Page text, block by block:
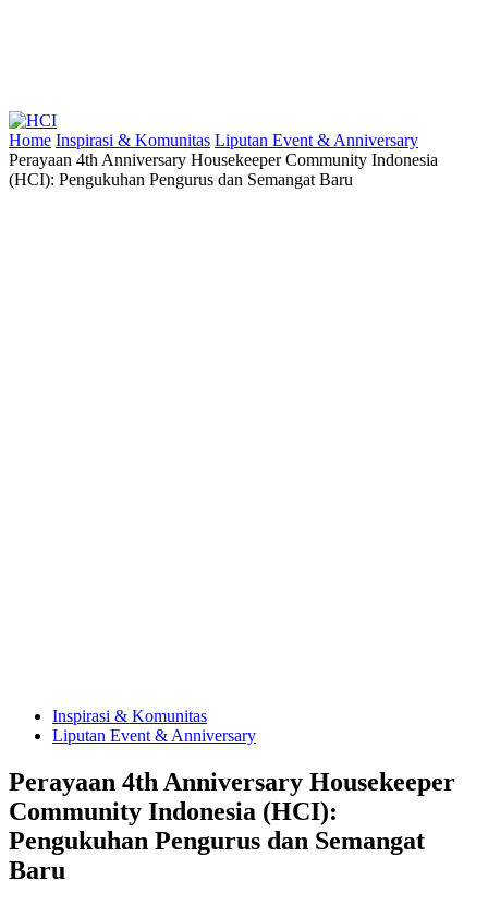
Home Inspirasi & Komunitas Liputan Event & Anniversary
Perayaan 4th Anniversary Housekeeper Community Indonesia
(HCI): Pengukuhan Pengurus dan Semangat Baru
Inspirasi & Komunitas
Liputan Event & Anniversary
Perayaan 4th Anniversary Housekeeper
Community Indonesia (HCI):
Pengukuhan Pengurus dan Semangat
Baru